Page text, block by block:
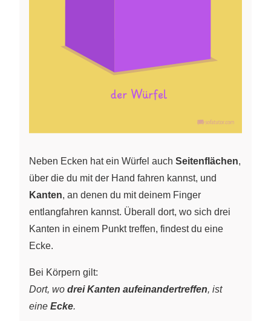
Neben Ecken hat ein Würfel auch Seitenflächen,
über die du mit der Hand fahren kannst, und
Kanten, an denen du mit deinem Finger
entlangfahren kannst. Überall dort, wo sich drei
Kanten in einem Punkt treffen, findest du eine
Ecke.
Bei Körpern gilt:
Dort, wo drei Kanten aufeinandertreffen, ist
eine Ecke.